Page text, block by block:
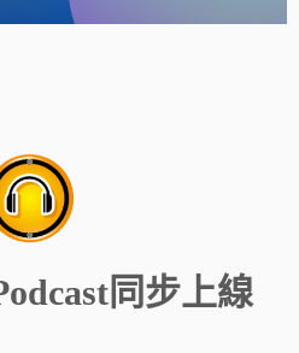
同步上線